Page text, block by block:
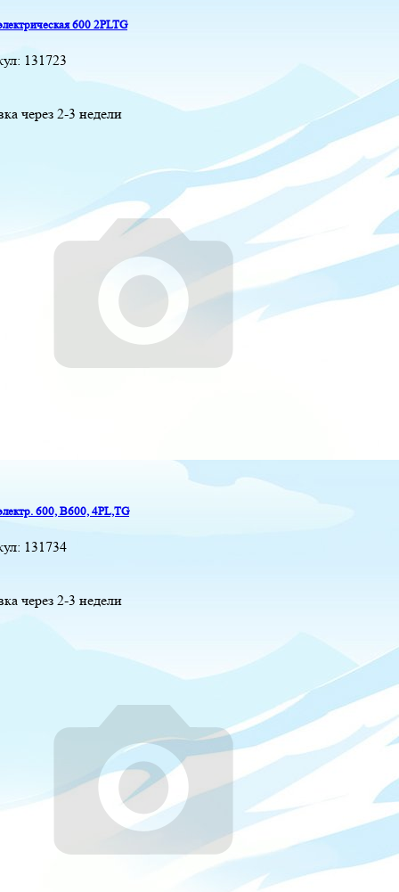
600 2PLTG
131723
через 2-3 недели
600, B600, 4PL,TG
131734
через 2-3 недели